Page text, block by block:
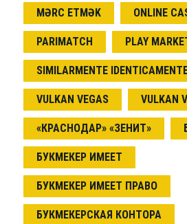
MƏRC ETMƏK ONLINE
PARIMATCH PLAY
SIMILARMENTE
VULKAN VEGAS VULKAN
«КРАСНОДАР» «ЗЕНИТ»
БУКМЕКЕР ИМЕЕТ
БУКМЕКЕР ИМЕЕТ ПРАВО
БУКМЕКЕРСКАЯ КОНТОРА